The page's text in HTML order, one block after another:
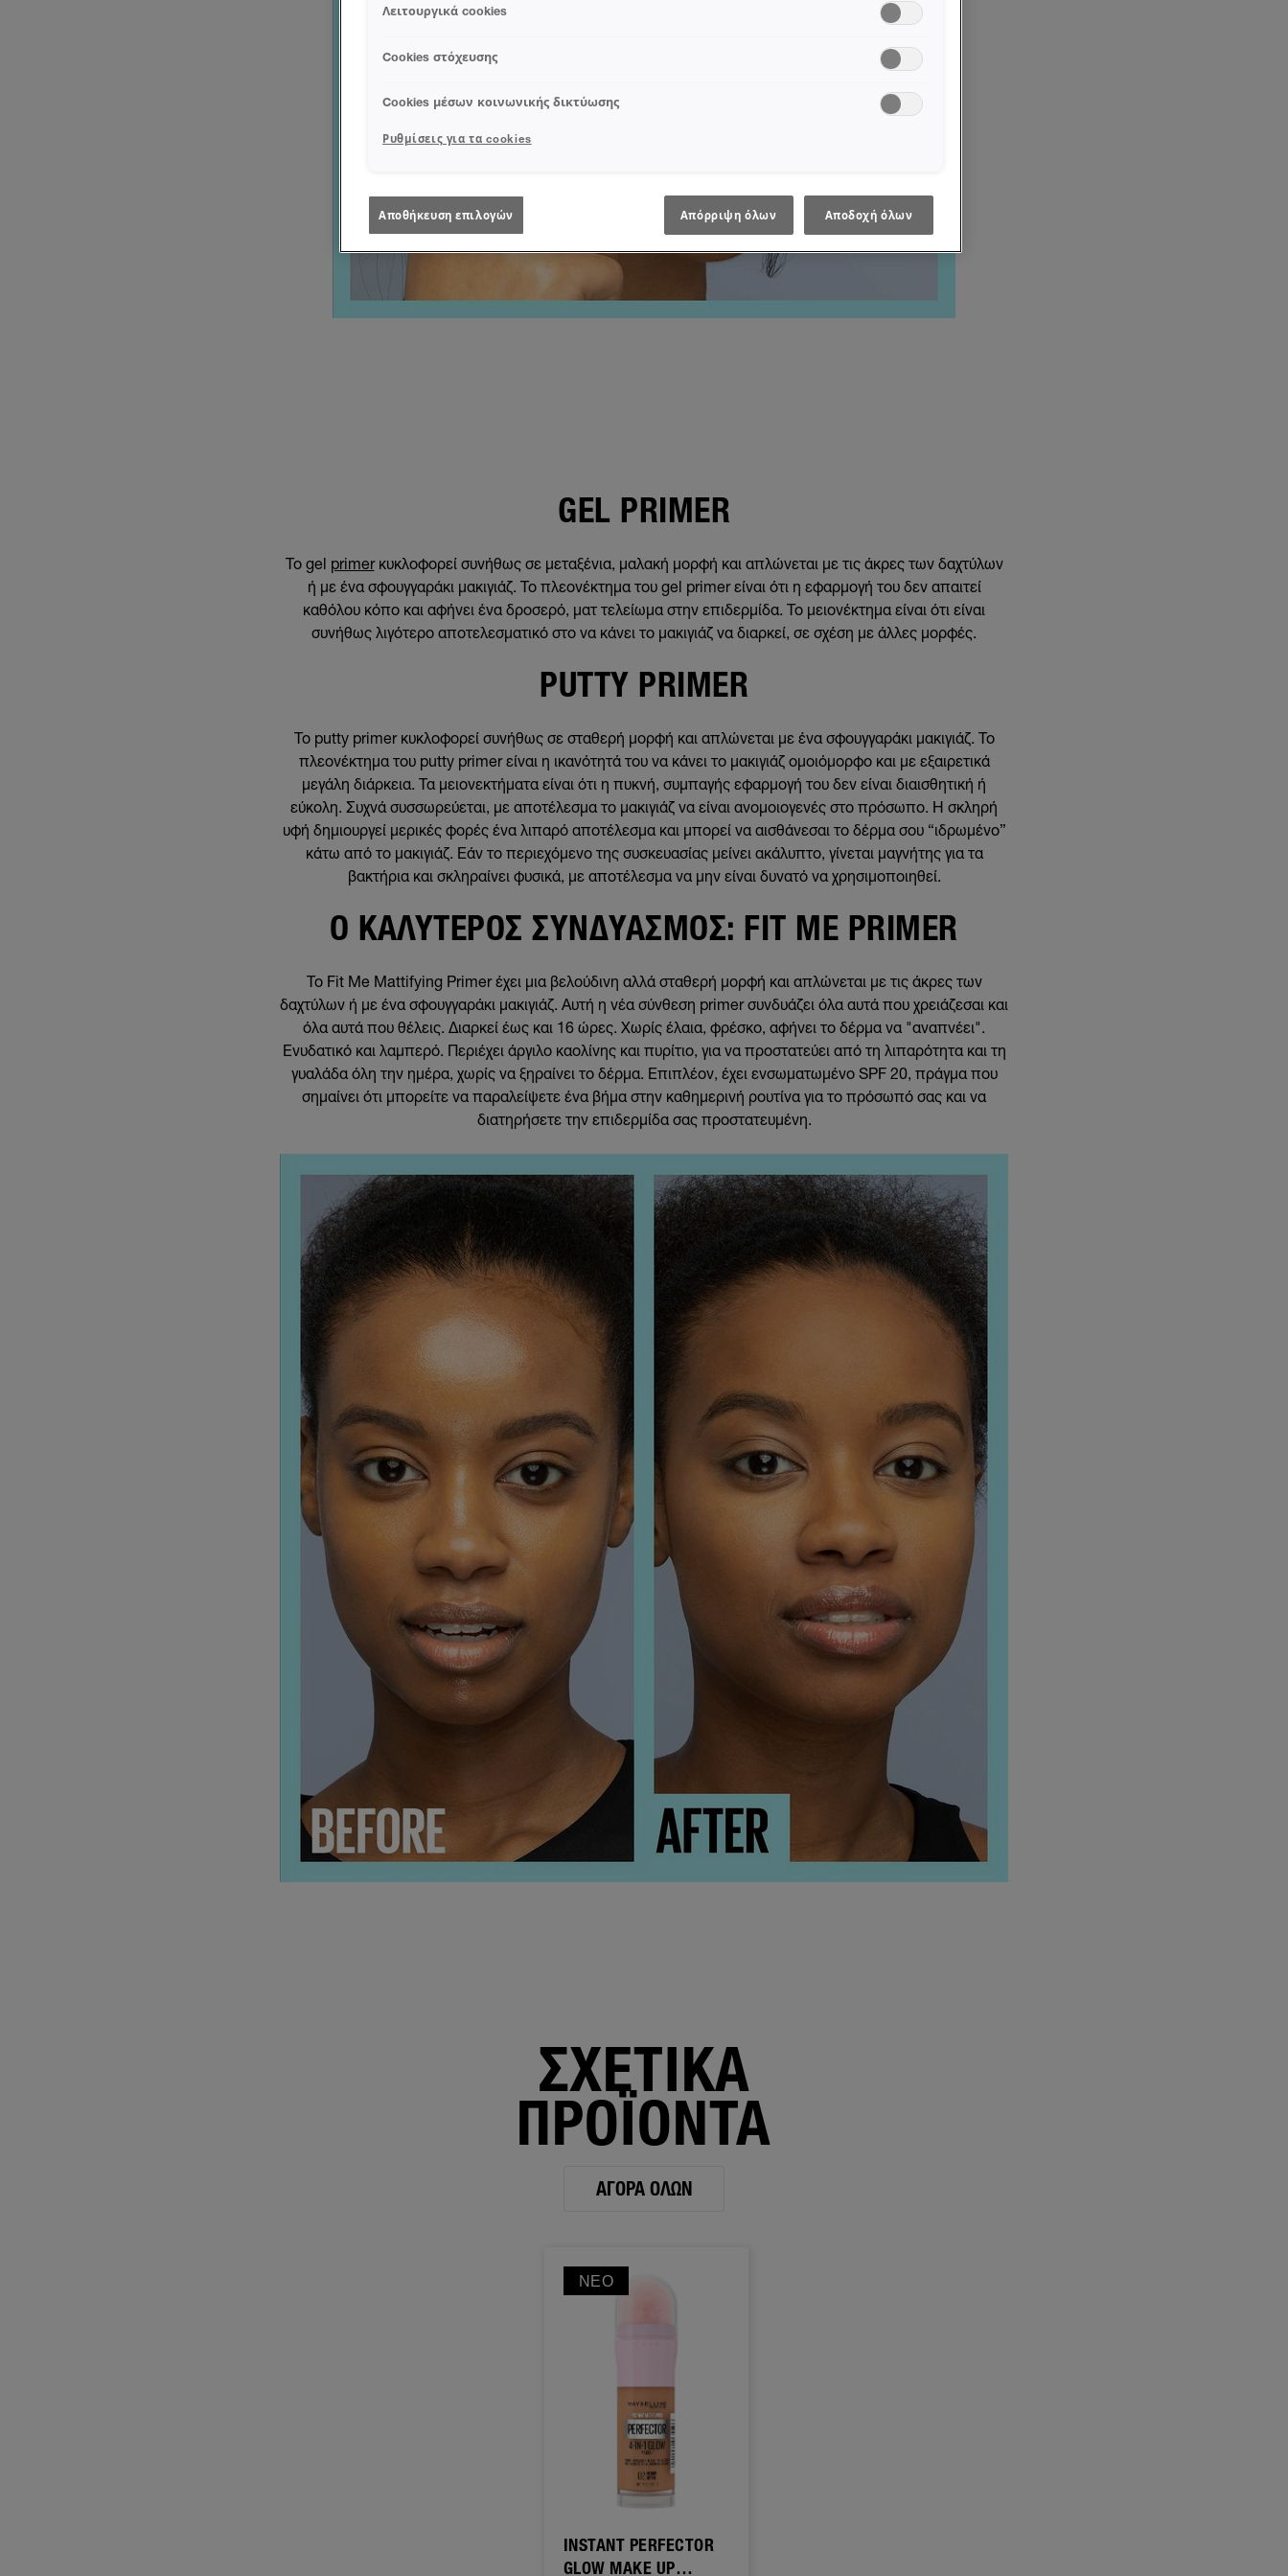
GEL PRIMER
Το gel primerκυκλοφορεί συνήθως σε μεταξένια, μαλακή μορφή και απλώνεται με τις άκρες των δαχτύλων
ή με ένα σφουγγαράκι μακιγιάζ. Το πλεονέκτημα του gel primer είναι ότι η εφαρμογή του δεν απαιτεί
καθόλου κόπο και αφήνει ένα δροσερό, ματ τελείωμα στην επιδερμίδα. Το μειονέκτημα είναι ότι είναι
συνήθως λιγότερο αποτελεσματικό στο να κάνει το μακιγιάζ να διαρκεί, σε σχέση με άλλες μορφές.
PUTTY PRIMER
Το putty primer κυκλοφορεί συνήθως σε σταθερή μορφή και απλώνεται με ένα σφουγγαράκι μακιγιάζ. Το
πλεονέκτημα του putty primer είναι η ικανότητά του να κάνει το μακιγιάζ ομοιόμορφο και με εξαιρετικά
μεγάλη διάρκεια. Τα μειονεκτήματα είναι ότι η πυκνή, συμπαγής εφαρμογή του δεν είναι διαισθητική ή
εύκολη. Συχνά συσσωρεύεται, με αποτέλεσμα το μακιγιάζ να είναι ανομοιογενές στο πρόσωπο. Η σκληρή
υφή δημιουργεί μερικές φορές ένα λιπαρό αποτέλεσμα και μπορεί να αισθάνεσαι το δέρμα σου “ιδρωμένο”
κάτω από το μακιγιάζ. Εάν το περιεχόμενο της συσκευασίας μείνει ακάλυπτο, γίνεται μαγνήτης για τα
βακτήρια και σκληραίνει φυσικά, με αποτέλεσμα να μην είναι δυνατό να χρησιμοποιηθεί.
Ο ΚΑΛΥΤΕΡΟΣ ΣΥΝΔΥΑΣΜΟΣ: FIT ME PRIMER
Το Fit Me Mattifying Primer έχει μια βελούδινη αλλά σταθερή μορφή και απλώνεται με τις άκρες των
δαχτύλων ή με ένα σφουγγαράκι μακιγιάζ. Αυτή η νέα σύνθεση primer συνδυάζει όλα αυτά που χρειάζεσαι και
όλα αυτά που θέλεις. Διαρκεί έως και 16 ώρες. Χωρίς έλαια, φρέσκο, αφήνει το δέρμα να "αναπνέει".
Ενυδατικό και λαμπερό. Περιέχει άργιλο καολίνης και πυρίτιο, για να προστατεύει από τη λιπαρότητα και τη
γυαλάδα όλη την ημέρα, χωρίς να ξηραίνει το δέρμα. Επιπλέον, έχει ενσωματωμένο SPF 20, πράγμα που
σημαίνει ότι μπορείτε να παραλείψετε ένα βήμα στην καθημερινή ρουτίνα για το πρόσωπό σας και να
διατηρήσετε την επιδερμίδα σας προστατευμένη.
ΣΧΕΤΙΚΑ
ΠΡΟΪΟΝΤΑ
ΑΓΟΡΆ ΌΛΩΝ
ΝΈΟ
INSTANT PERFECTOR
GLOW MAKE UP
Λειτουργικά cookies
Cookies στόχευσης
Cookies μέσων κοινωνικής δικτύωσης
Ρυθμίσεις για τα cookies
Αποθήκευση επιλογών Απόρριψη όλων Αποδοχή όλων